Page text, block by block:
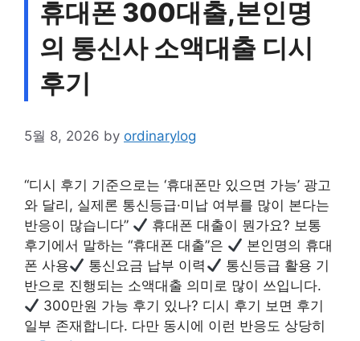
휴대폰 300대출,본인명
의 통신사 소액대출 디시
후기
5월 8, 2026 by ordinarylog
“디시 후기 기준으로는 ‘휴대폰만 있으면 가능’ 광고
와 달리, 실제론 통신등급·미납 여부를 많이 본다는
반응이 많습니다”
휴대폰 대출이 뭔가요? 보통
후기에서 말하는 “휴대폰 대출”은
본인명의 휴대
폰 사용
통신요금 납부 이력
통신등급 활용 기
반으로 진행되는 소액대출 의미로 많이 쓰입니다.
300만원 가능 후기 있나? 디시 후기 보면 후기
일부 존재합니다. 다만 동시에 이런 반응도 상당히